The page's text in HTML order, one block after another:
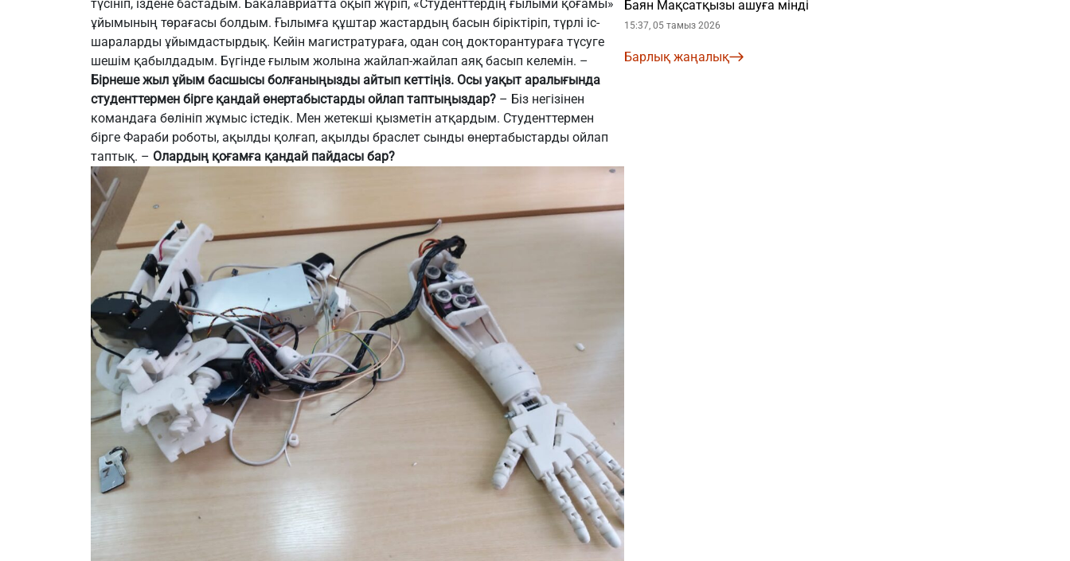
түсініп, іздене бастадым. Бакалавриатта оқып жүріп, «Студенттердің ғылыми қоғамы»
ұйымының төрағасы болдым. Ғылымға құштар жастардың басын біріктіріп, түрлі іс-
шараларды ұйымдастырдық. Кейін магистратураға, одан соң докторантураға түсуге
шешім қабылдадым. Бүгінде ғылым жолына жайлап-жайлап аяқ басып келемін. –
Бірнеше жыл ұйым басшысы болғаныңызды айтып кеттіңіз. Осы уақыт аралығында
студенттермен бірге қандай өнертабыстарды ойлап таптыңыздар? – Біз негізінен
командаға бөлініп жұмыс істедік. Мен жетекші қызметін атқардым. Студенттермен
бірге Фараби роботы, ақылды қолғап, ақылды браслет сынды өнертабыстарды ойлап
таптық. – Олардың қоғамға қандай пайдасы бар?
Баян Мақсатқызы ашуға мінді
15:37, 05 тамыз 2026
Барлық жаңалық